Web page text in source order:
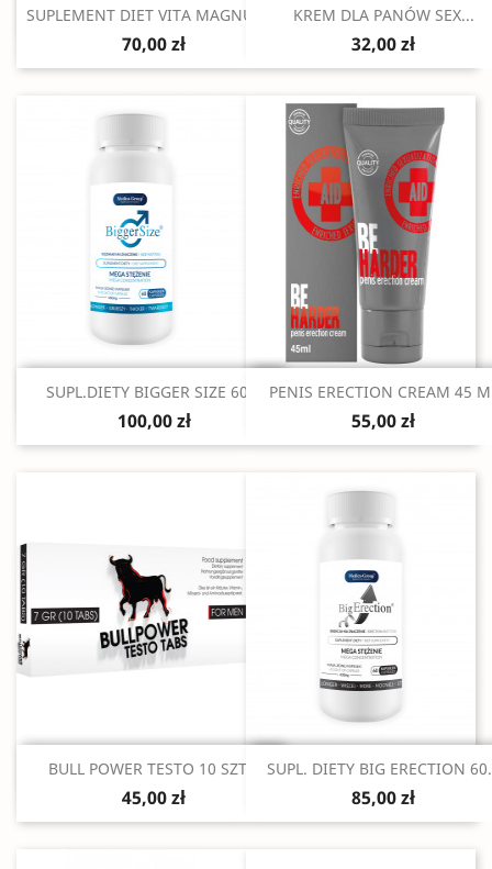
Szybki podgląd
SUPLEMENT DIET VITA MAGNUM...
70,00 zł
Szybki podgląd
KREM DLA PANÓW SEX...
32,00 zł
Szybki podgląd
SUPL.DIETY BIGGER SIZE 60...
100,00 zł
Szybki podgląd
PENIS ERECTION CREAM 45
55,00 zł
Szybki podgląd
BULL POWER TESTO 10 SZT...
45,00 zł
Szybki podgląd
SUPL. DIETY BIG ERECTION
85,00 zł